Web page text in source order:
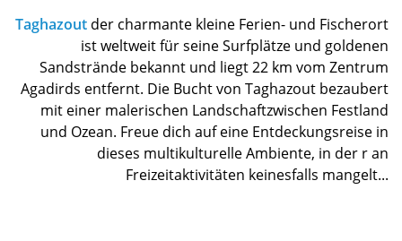
Taghazout der charmante kleine Ferien- und Fischerort
ist weltweit für seine Surfplätze und goldenen
Sandstrände bekannt und liegt 22 km vom Zentrum
Agadirds entfernt. Die Bucht von Taghazout bezaubert
mit einer malerischen Landschaftzwischen Festland
und Ozean. Freue dich auf eine Entdeckungsreise in
dieses multikulturelle Ambiente, in der r an
Freizeitaktivitäten keinesfalls mangelt...